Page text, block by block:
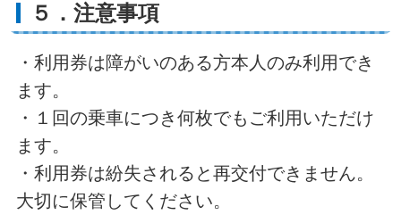
５．注意事項
・利用券は障がいのある方本人のみ利用でき
ます。
・１回の乗車につき何枚でもご利用いただけ
ます。
・利用券は紛失されると再交付できません。
大切に保管してください。